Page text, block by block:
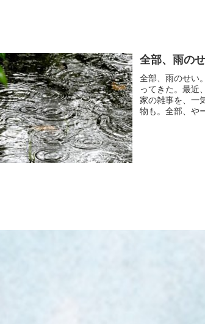
全部、雨のせ
全部、雨のせい
ってきた。最近
家の雑事を、一
物も。全部、や